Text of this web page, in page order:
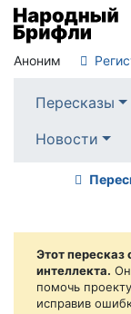
Аноним
Пересказы
Новости
Этот
интеллекта.
помочь
исправив